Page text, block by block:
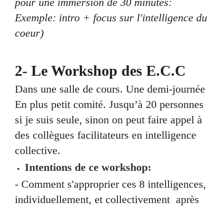
Exemple: intro + focus sur l'intelligence du
coeur)
2- Le Workshop des E.C.C
Dans une salle de cours. Une demi-journée
En plus petit comité. Jusqu’à 20 personnes
si je suis seule, sinon on peut faire appel à
des collègues facilitateurs en intelligence
collective.
Intentions de ce workshop:
- Comment s'approprier ces 8 intelligences,
individuellement, et collectivement après